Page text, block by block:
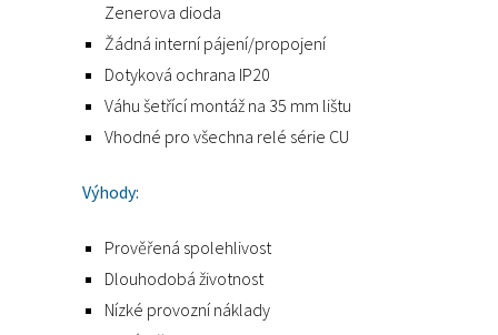
Zenerova dioda
Žádná interní pájení/propojení
Dotyková ochrana IP20
Váhu šetřící montáž na 35 mm lištu
Vhodné pro všechna relé série CU
Výhody:
Prověřená spolehlivost
Dlouhodobá životnost
Nízké provozní náklady